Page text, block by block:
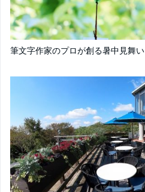
筆文字作家のプロが創る暑中見舞い